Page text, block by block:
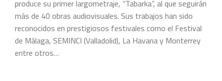
produce su primer largometraje, “Tabarka”, al que seguirán
más de 40 obras audiovisuales. Sus trabajos han sido
reconocidos en prestigiosos festivales como el Festival
de Málaga, SEMINCI (Valladolid), La Havana y Monterrey
entre otros…